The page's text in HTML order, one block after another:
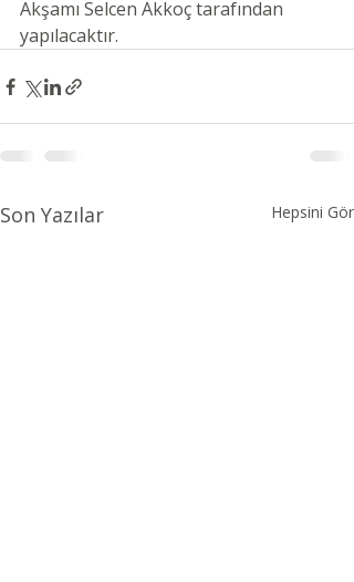
Akşamı Selcen Akkoç tarafından
yapılacaktır.
Son Yazılar Hepsini Gör